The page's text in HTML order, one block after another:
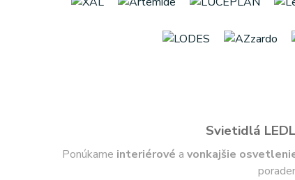
Svietidlá
Ponúkame interiérové a vonkajšie